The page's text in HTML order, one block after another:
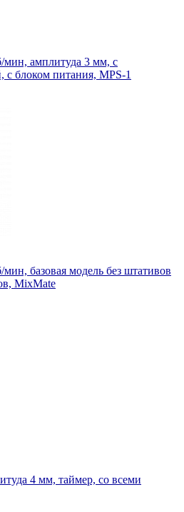
мин, амплитуда 3 мм, с
с блоком питания, MPS-1
базовая модель без штативов
MixMate
4 мм, таймер, со всеми